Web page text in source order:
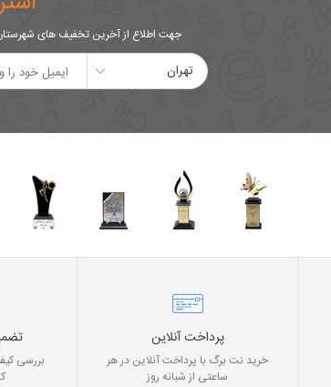
جهت اطلاع از آخرین تخفیف های
تهران
پرداخت آنلاین
خرید نت برگ با پرداخت آنلاین در هر
ساعتی از شبانه روز
بررسی